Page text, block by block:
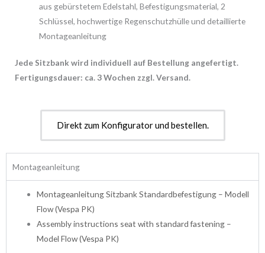
aus gebürstetem Edelstahl, Befestigungsmaterial, 2
Schlüssel, hochwertige Regenschutzhülle und detaillierte
Montageanleitung
Jede Sitzbank wird individuell auf Bestellung angefertigt.
Fertigungsdauer: ca. 3 Wochen zzgl. Versand.
Direkt zum Konfigurator und bestellen.
Montageanleitung
Montageanleitung Sitzbank Standardbefestigung – Modell
Flow (Vespa PK)
Assembly instructions seat with standard fastening –
Model Flow (Vespa PK)